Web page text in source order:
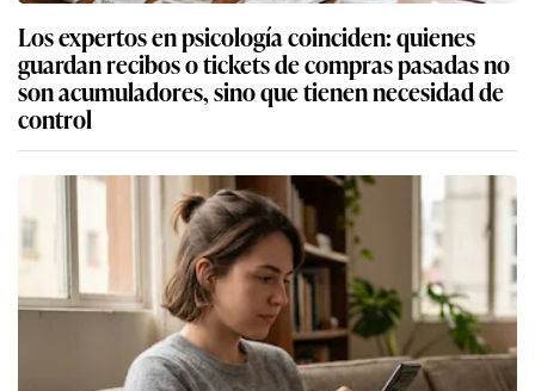
Los expertos en psicología coinciden: quienes
guardan recibos o tickets de compras pasadas no
son acumuladores, sino que tienen necesidad de
control